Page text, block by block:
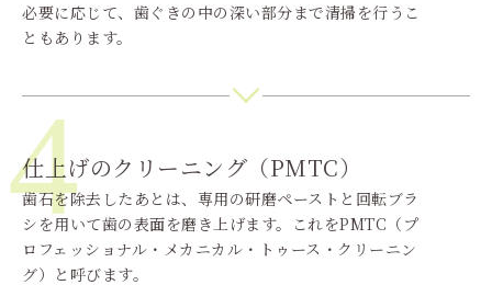
必要に応じて、歯ぐきの中の深い部分まで清掃を行うこ
ともあります。
4
仕上げのクリーニング（PMTC）
歯石を除去したあとは、専用の研磨ペーストと回転ブラ
シを用いて歯の表面を磨き上げます。これをPMTC（プ
ロフェッショナル・メカニカル・トゥース・クリーニン
グ）と呼びます。